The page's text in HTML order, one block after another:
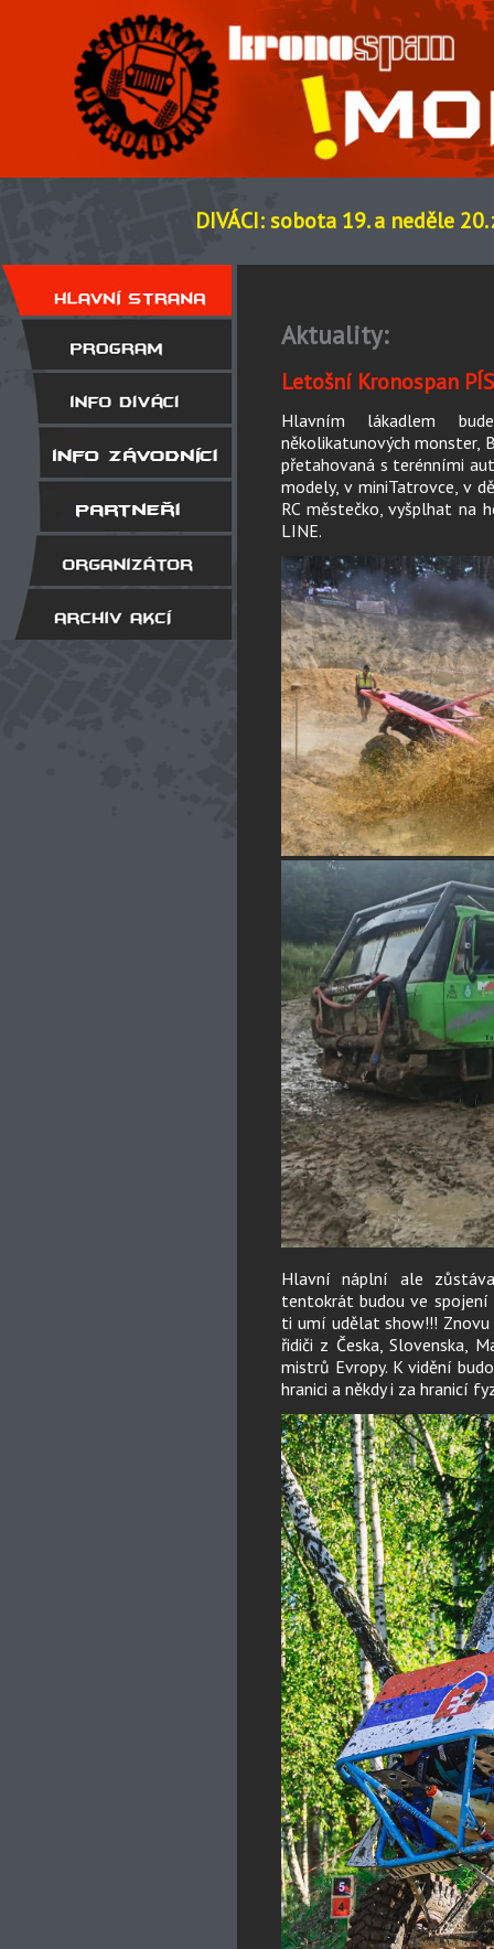
DIVÁCI: sobota 19. a neděle
Aktuality:
Letošní Kronospan
Hlavním lákadlem
několikatunových monster,
přetahovaná s terénními
modely, v miniTatrovce, v
RC městečko, vyšplhat na
LINE.
Hlavní náplní ale
tentokrát budou ve spojení
ti umí udělat show!!!
řidiči z Česka, Slovenska,
mistrů Evropy. K vidění
hranici a někdy i za hranicí